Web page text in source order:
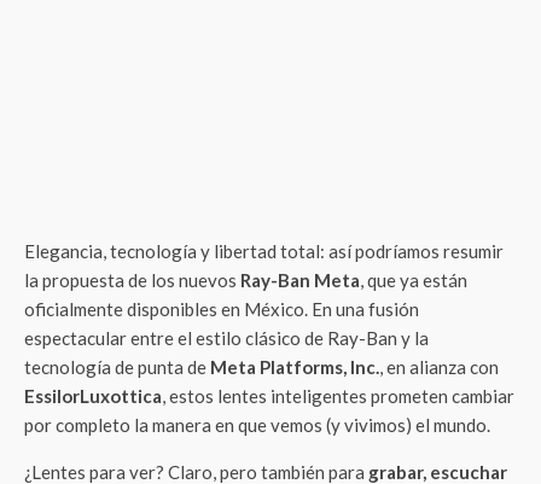
Elegancia, tecnología y libertad total: así podríamos resumir
la propuesta de los nuevos Ray-Ban Meta, que ya están
oficialmente disponibles en México. En una fusión
espectacular entre el estilo clásico de Ray-Ban y la
tecnología de punta de Meta Platforms, Inc., en alianza con
EssilorLuxottica, estos lentes inteligentes prometen cambiar
por completo la manera en que vemos (y vivimos) el mundo.
¿Lentes para ver? Claro, pero también para grabar, escuchar